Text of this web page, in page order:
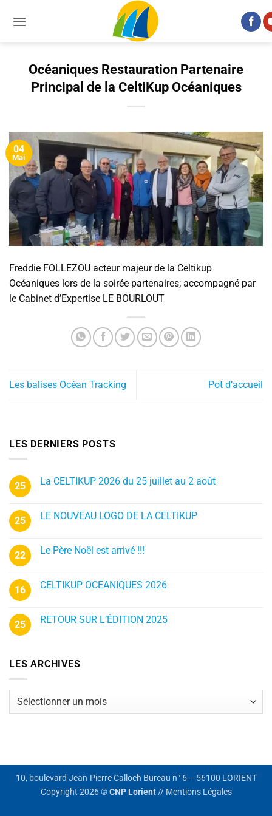
Océaniques Restauration Partenaire
Principal de la CeltiKup Océaniques
04
Mai
Freddie FOLLEZOU acteur majeur de la Celtikup
Océaniques lors de la soirée partenaires; accompagné par
le Cabinet d’Expertise LE BOURLOUT
Les balises Océan Tracking Pot d’accueil
LES DERNIERS POSTS
25 La CELTIKUP 2026 du 25 juillet au 2 août
25 LE NOUVEAU LOGO DE LA CELTIKUP
22 Le Père Noël est arrivé !!!
16 CELTIKUP OCEANIQUES 2026
25 RETOUR SUR L’ÉDITION 2025
LES ARCHIVES
Les
10, boulevard Jean-Pierre Calloch Bureau n° 6 – 56100 LORIENT
Copyright 2026 ©CNP Lorient// Mentions Légales